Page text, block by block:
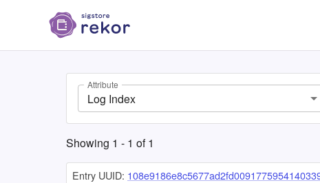
Attribute
Log Index
Showing 1 - 1 of1
Entry UUID: